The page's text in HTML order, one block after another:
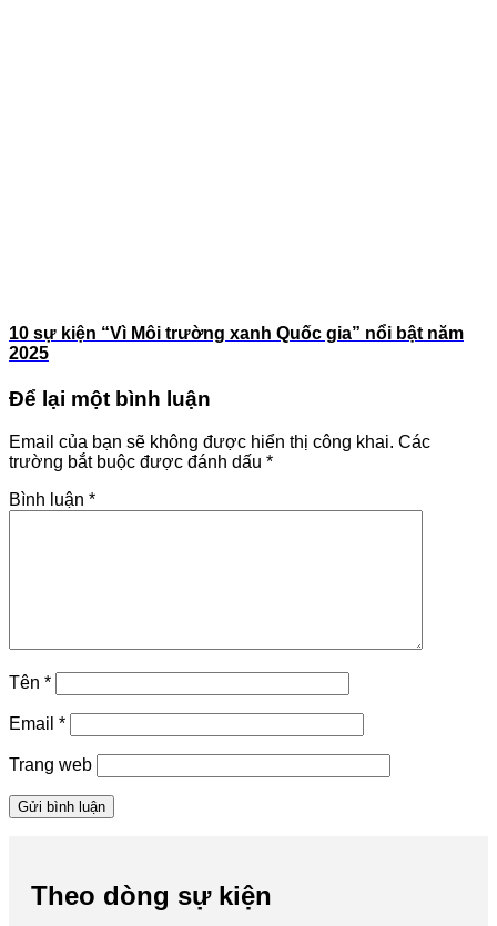
10 sự kiện “Vì Môi trường xanh Quốc gia” nổi bật năm
2025
Để lại một bình luận
Email của bạn sẽ không được hiển thị công khai. Các
trường bắt buộc được đánh dấu *
Bình luận *
Tên *
Email *
Trang web
Theo dòng sự kiện